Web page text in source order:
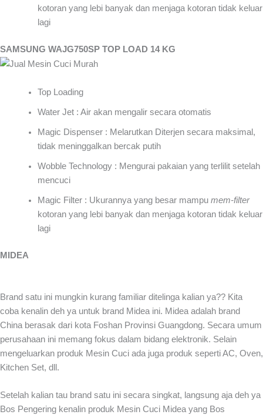
kotoran yang lebi banyak dan menjaga kotoran tidak keluar
lagi
SAMSUNG WAJG750SP TOP LOAD 14 KG
Top Loading
Water Jet : Air akan mengalir secara otomatis
Magic Dispenser : Melarutkan Diterjen secara maksimal,
tidak meninggalkan bercak putih
Wobble Technology : Mengurai pakaian yang terlilit setelah
mencuci
Magic Filter : Ukurannya yang besar mampu mem-filter
kotoran yang lebi banyak dan menjaga kotoran tidak keluar
lagi
MIDEA
Brand satu ini mungkin kurang familiar ditelinga kalian ya?? Kita
coba kenalin deh ya untuk brand Midea ini. Midea adalah brand
China berasak dari kota Foshan Provinsi Guangdong. Secara umum
perusahaan ini memang fokus dalam bidang elektronik. Selain
mengeluarkan produk Mesin Cuci ada juga produk seperti AC, Oven,
Kitchen Set, dll.
Setelah kalian tau brand satu ini secara singkat, langsung aja deh ya
Bos Pengering kenalin produk Mesin Cuci Midea yang Bos